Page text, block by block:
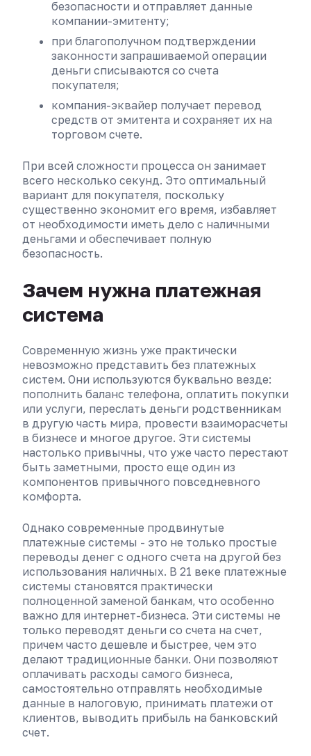
безопасности и отправляет данные
компании-эмитенту;
при благополучном подтверждении
законности запрашиваемой операции
деньги списываются со счета
покупателя;
компания-эквайер получает перевод
средств от эмитента и сохраняет их на
торговом счете.
При всей сложности процесса он занимает
всего несколько секунд. Это оптимальный
вариант для покупателя, поскольку
существенно экономит его время, избавляет
от необходимости иметь дело с наличными
деньгами и обеспечивает полную
безопасность.
Зачем нужна платежная
система
Современную жизнь уже практически
невозможно представить без платежных
систем. Они используются буквально везде:
пополнить баланс телефона, оплатить покупки
или услуги, переслать деньги родственникам
в другую часть мира, провести взаиморасчеты
в бизнесе и многое другое. Эти системы
настолько привычны, что уже часто перестают
быть заметными, просто еще один из
компонентов привычного повседневного
комфорта.
Однако современные продвинутые
платежные системы - это не только простые
переводы денег с одного счета на другой без
использования наличных. В 21 веке платежные
системы становятся практически
полноценной заменой банкам, что особенно
важно для интернет-бизнеса. Эти системы не
только переводят деньги со счета на счет,
причем часто дешевле и быстрее, чем это
делают традиционные банки. Они позволяют
оплачивать расходы самого бизнеса,
самостоятельно отправлять необходимые
данные в налоговую, принимать платежи от
клиентов, выводить прибыль на банковский
счет.